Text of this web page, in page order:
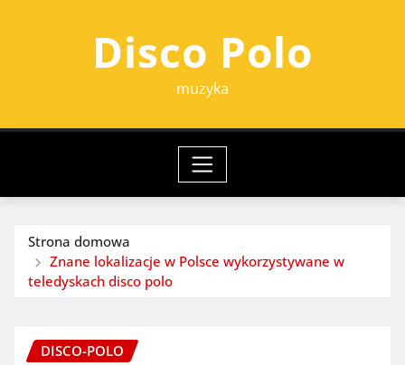
Disco Polo
muzyka
Strona domowa
Znane lokalizacje w Polsce wykorzystywane w
teledyskach disco polo
DISCO-POLO